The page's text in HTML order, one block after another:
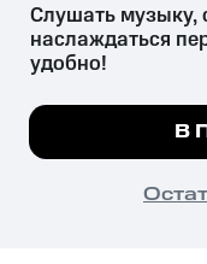
психотропных
их незаконный оборот
законодательством
© 2026 ООО «КИОН».
Все права защищены
Мы используем
Слушать музыку,
наслаждаться
удобно!
В